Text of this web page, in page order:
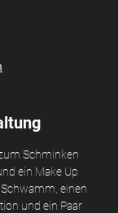
Schminken
ein Make Up
Schwamm, einen
und ein Paar